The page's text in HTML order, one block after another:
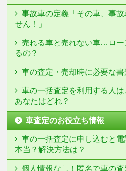
事故車の定義「その車、事
せん！」
売れる車と売れない車…ロー
るの？
車の査定・売却時に必要な書
車の一括査定を利用する人は
あなたはどれ？
車査定のお役立ち情報
車の一括査定に申し込むと
本当？解決方法は？
個人情報なし！匿名で車の